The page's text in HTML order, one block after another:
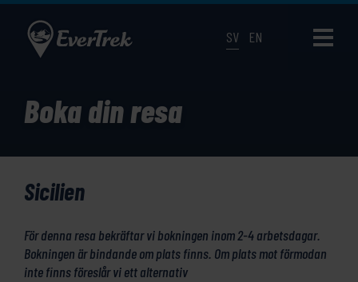
SV EN
Boka din resa
Sicilien
För denna resa bekräftar vi bokningen inom 2-4 arbetsdagar.
Bokningen är bindande om plats finns. Om plats mot förmodan
inte finns föreslår vi ett alternativ